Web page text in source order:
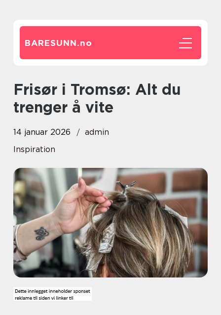
BARESUNN.no
Frisør i Tromsø: Alt du
trenger å vite
14 januar 2026
admin
Inspiration